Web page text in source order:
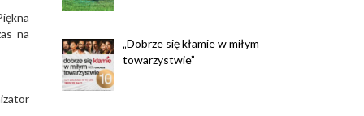
na
„Dobrze się kłamie w miłym
towarzystwie”